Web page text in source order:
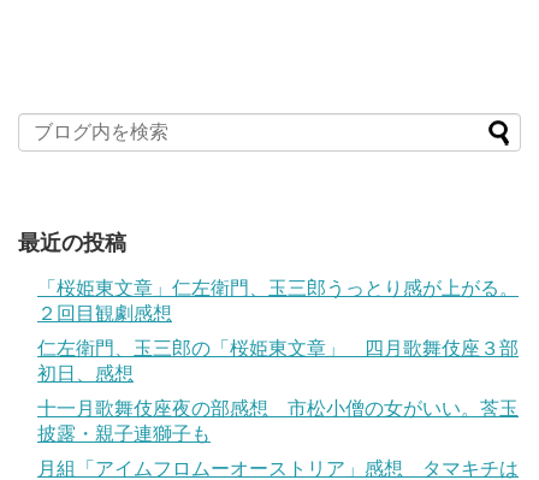
最近の投稿
「桜姫東文章」仁左衛門、玉三郎うっとり感が上がる。
２回目観劇感想
仁左衛門、玉三郎の「桜姫東文章」 四月歌舞伎座３部
初日、感想
十一月歌舞伎座夜の部感想 市松小僧の女がいい。莟玉
披露・親子連獅子も
月組「アイムフロムーオーストリア」感想 タマキチは